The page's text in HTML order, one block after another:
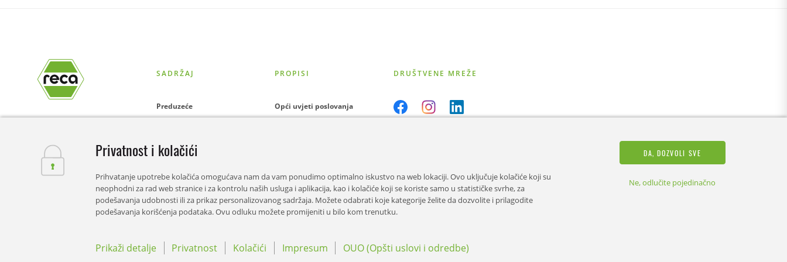
SADRŽAJ
Preduzeće
Rješenja
Novosti
Karijera
PROPISI
Opći uvjeti poslovanja
Impressum
Cookies
DRUŠTVENE MREŽE
Privatnost i kolačići
Prihvatanje upotrebe kolačića omogućava nam da vam ponudimo optimalno iskustvo na web lokaciji. Ovo uključuje kolačiće koji su
neophodni za rad web stranice i za kontrolu naših usluga i aplikacija, kao i kolačiće koji se koriste samo u statističke svrhe, za
podešavanja udobnosti ili za prikaz personalizovanog sadržaja. Možete odabrati koje kategorije želite da dozvolite i prilagodite
podešavanja korišćenja podataka. Ovu odluku možete promijeniti u bilo kom trenutku.
Prikaži detalje Privatnost Kolačići Impresum OUO (Opšti uslovi i odredbe)
DA, DOZVOLI SVE
Ne, odlučite pojedinačno